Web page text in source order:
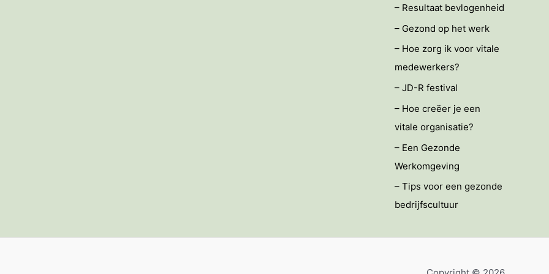
– Resultaat bevlogenheid
– Gezond op het werk
– Hoe zorg ik voor vitale
medewerkers?
– JD-R festival
– Hoe creëer je een
vitale organisatie?
– Een Gezonde
Werkomgeving
– Tips voor een gezonde
bedrijfscultuur